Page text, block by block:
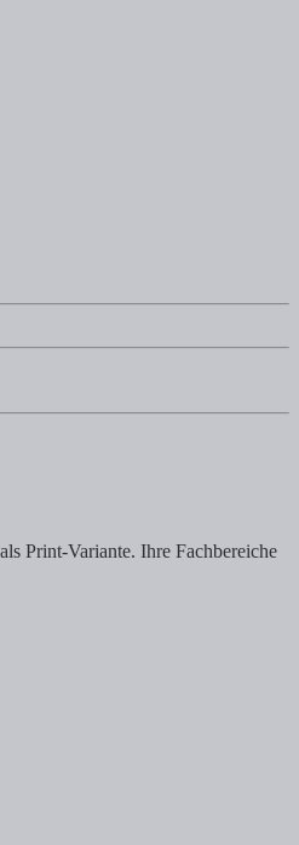
Print-Variante. Ihre Fachbereiche